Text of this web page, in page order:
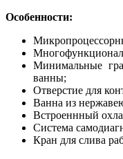
Особенности:
Минимальные
ванны;
Отверстие для
Ванна из
Встроеннный
Система
Кран для слива